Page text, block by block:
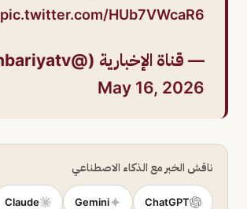
pic.twitter.com/HUb7VWcaR6
— قناة الإخبارية (@alekhbariyatv)
May 16, 2026
ناقش الخبر مع الذكاء الاصطناعي
ChatGPT
Gemini
Claude